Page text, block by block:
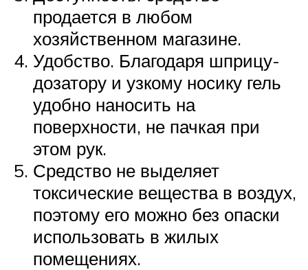
продается в любом
хозяйственном магазине.
Удобство. Благодаря шприцу-
дозатору и узкому носику гель
удобно наносить на
поверхности, не пачкая при
этом рук.
Средство не выделяет
токсические вещества в воздух,
поэтому его можно без опаски
использовать в жилых
помещениях.